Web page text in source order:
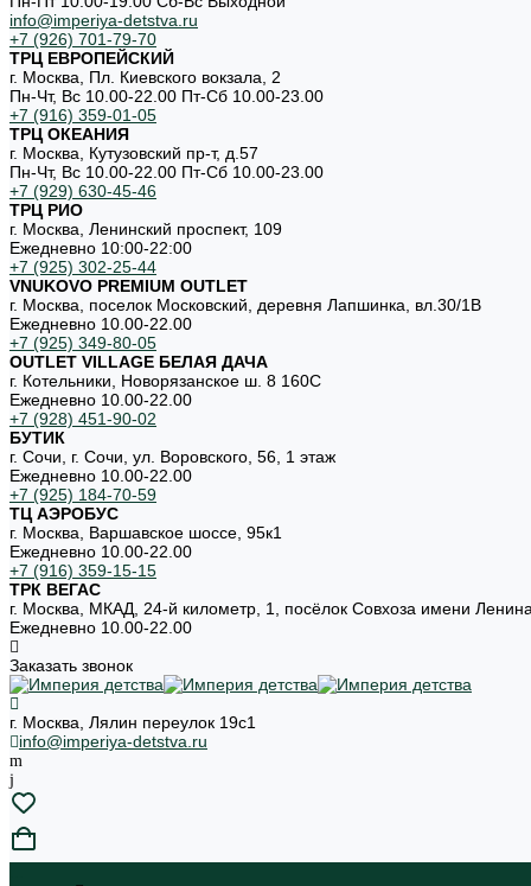
info@imperiya-detstva.ru
+7 (926) 701-79-70
ТРЦ ЕВРОПЕЙСКИЙ
г. Москва, Пл. Киевского вокзала, 2
Пн-Чт, Вс 10.00-22.00 Пт-Сб 10.00-23.00
+7 (916) 359-01-05
ТРЦ ОКЕАНИЯ
г. Москва, Кутузовский пр-т, д.57
Пн-Чт, Вс 10.00-22.00 Пт-Сб 10.00-23.00
+7 (929) 630-45-46
ТРЦ РИО
г. Москва, Ленинский проспект, 109
Ежедневно 10:00-22:00
+7 (925) 302-25-44
VNUKOVO PREMIUM OUTLET
г. Москва, поселок Московский, деревня Лапшинка, вл.30/1В
Ежедневно 10.00-22.00
+7 (925) 349-80-05
OUTLET VILLAGE БЕЛАЯ ДАЧА
г. Котельники, Новорязанское ш. 8 160С
Ежедневно 10.00-22.00
+7 (928) 451-90-02
БУТИК
г. Сочи, г. Сочи, ул. Воровского, 56, 1 этаж
Ежедневно 10.00-22.00
+7 (925) 184-70-59
ТЦ АЭРОБУС
г. Москва, Варшавское шоссе, 95к1
Ежедневно 10.00-22.00
+7 (916) 359-15-15
ТРК ВЕГАС
г. Москва, МКАД, 24-й километр, 1, посёлок Совхоза имени
Ежедневно 10.00-22.00
Заказать звонок
г. Москва, Лялин переулок 19с1
info@imperiya-detstva.ru